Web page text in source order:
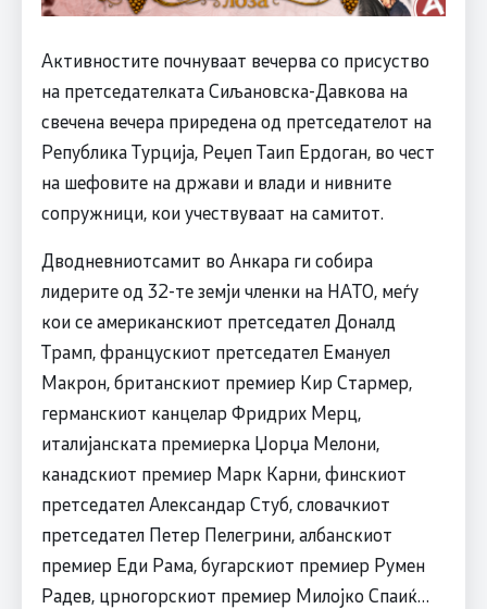
Активностите почнуваат вечерва со присуство
на претседателката Сиљановска-Давкова на
свечена вечера приредена од претседателот на
Република Турција, Реџеп Таип Ердоган, во чест
на шефовите на држави и влади и нивните
сопружници, кои учествуваат на самитот.
Дводневниотсамит во Анкара ги собира
лидерите од 32-те земји членки на НАТО, меѓу
кои се американскиот претседател Доналд
Трамп, францускиот претседател Емануел
Макрон, британскиот премиер Кир Стармер,
германскиот канцелар Фридрих Мерц,
италијанската премиерка Џорџа Мелони,
канадскиот премиер Марк Карни, финскиот
претседател Александар Стуб, словачкиот
претседател Петер Пелегрини, албанскиот
премиер Еди Рама, бугарскиот премиер Румен
Радев, црногорскиот премиер Милојко Спаиќ…